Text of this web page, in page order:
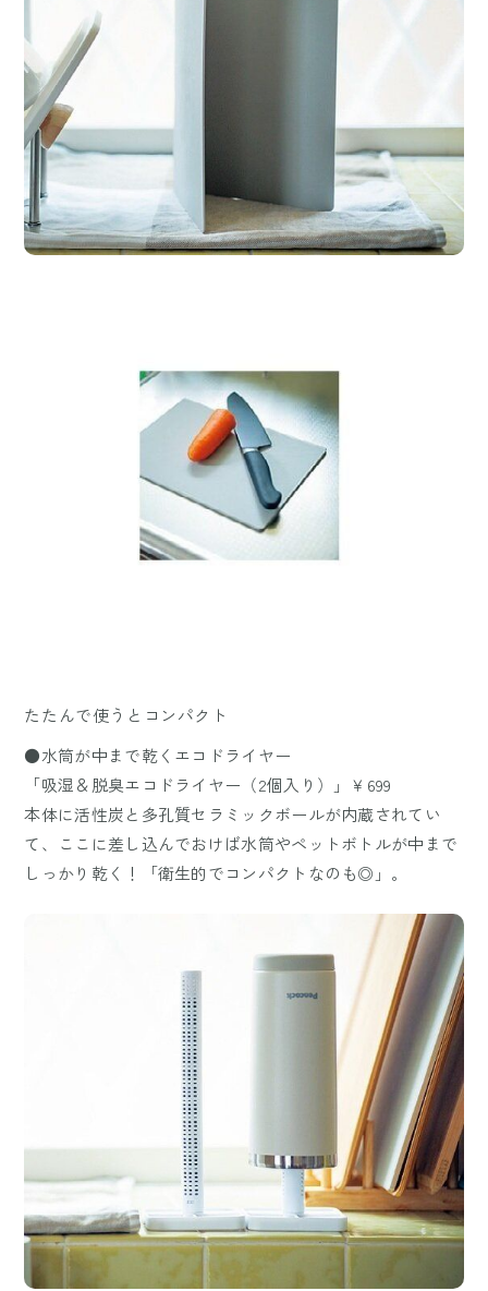
たたんで使うとコンパクト
●水筒が中まで乾くエコドライヤー
「吸湿＆脱臭エコドライヤー（2個入り）」￥699
本体に活性炭と多孔質セラミックボールが内蔵されてい
て、ここに差し込んでおけば水筒やペットボトルが中まで
しっかり乾く！「衛生的でコンパクトなのも◎」。